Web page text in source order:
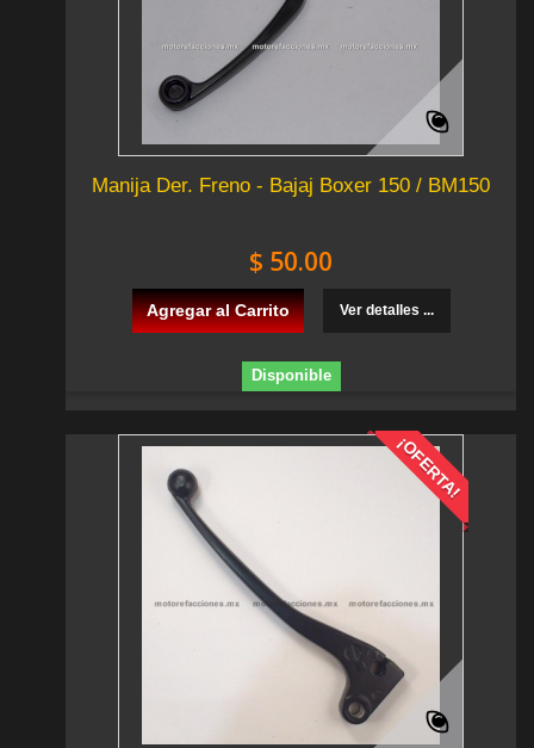
Manija Der. Freno - Bajaj Boxer 150 / BM150
$ 50.00
Agregar al Carrito Ver detalles ...
Disponible
¡OFERTA!